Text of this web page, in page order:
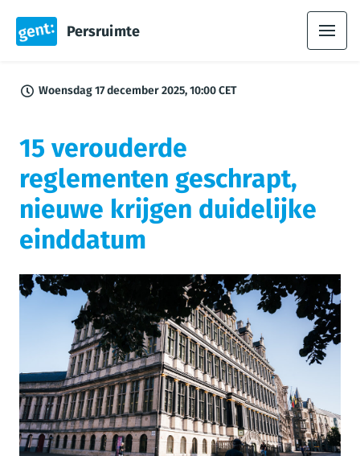
Persruimte
Woensdag 17 december 2025, 10:00 CET
15 verouderde
reglementen geschrapt,
nieuwe krijgen duidelijke
einddatum